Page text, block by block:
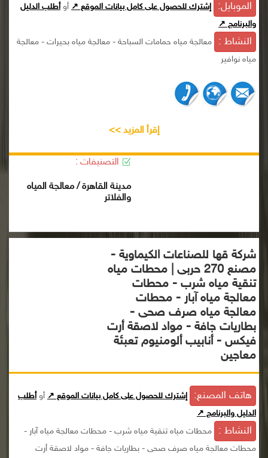
الموبايل: إشترك للحصول على كامل بيانات الموقع ↗ أوأطلب الدليل
والبرنامج ↗
النشاط :
معالجة مياه حمامات السباحة - معالجة مياه بحيرات - معالجة
مياه نوافير
إقرأ المزيد >>
التصنيفات :
مدينة القاهرة / معالجة المياه
والفلاتر
شركة قها للصناعات الكيماوية -
مصنع 270 حربى | محطات مياه
تنقية مياه شرب - محطات
معالجة مياه آبار - محطات
معالجة مياه صرف صحى -
بطاريات جافة - مواد لاصقة أرت
فيكس - أنابيب ألومنيوم تعبئة
معاجين
هاتف المصنع: إشترك للحصول على كامل بيانات الموقع ↗ أوأطلب
الدليل والبرنامج ↗
النشاط :
محطات مياه تنقية مياه شرب - محطات معالجة مياه آبار -
محطات معالجة مياه صرف صحى - بطاريات جافة - مواد لاصقة أرت